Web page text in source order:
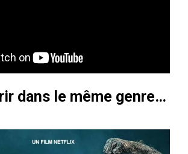
dans le même genre…